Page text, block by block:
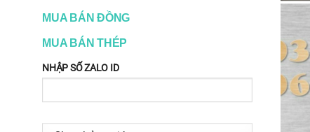
hóa học và vai trò của từng
cách hiệu quả nhất trong các
Đặc Tính Cơ Học và Vật
nổi bật với sự
qua cácđặc tính cơ học và vật lý
việc xác định phạm vi ứng dụng
MUA BÁN ĐỒNG
MUA BÁN THÉP
NHẬP SỐ ZALO ID